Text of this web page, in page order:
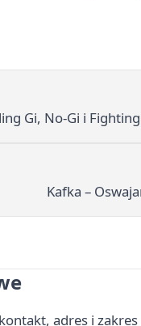
Gi, No‑Gi i
Kafka –
adres i